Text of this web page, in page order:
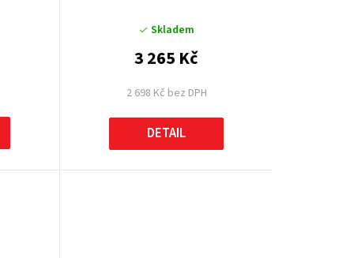
Skladem
2 698 Kč bez DPH
3 265 Kč
DETAIL